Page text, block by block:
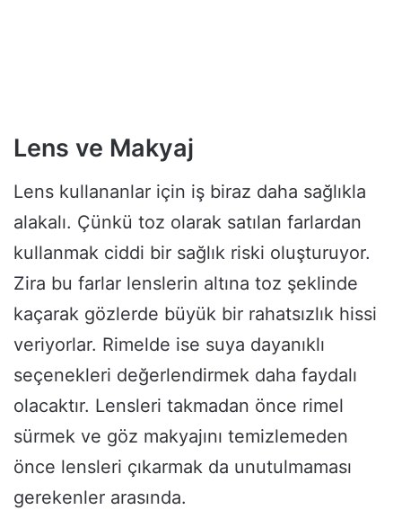
Lens ve Makyaj
Lens kullananlar için iş biraz daha sağlıkla
alakalı. Çünkü toz olarak satılan farlardan
kullanmak ciddi bir sağlık riski oluşturuyor.
Zira bu farlar lenslerin altına toz şeklinde
kaçarak gözlerde büyük bir rahatsızlık hissi
veriyorlar. Rimelde ise suya dayanıklı
seçenekleri değerlendirmek daha faydalı
olacaktır. Lensleri takmadan önce rimel
sürmek ve göz makyajını temizlemeden
önce lensleri çıkarmak da unutulmaması
gerekenler arasında.